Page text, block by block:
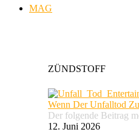
MAG
ZÜNDSTOFF
Wenn Der Unfalltod
Der folgende Beitrag
12. Juni 2026